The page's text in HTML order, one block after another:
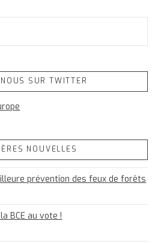
SUR TWITTER
NOUVELLES
prévention des feux de forêts
BCE au vote !